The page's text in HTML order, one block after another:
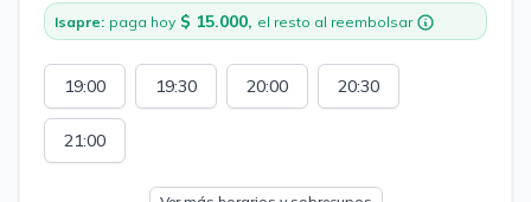
Isapre: paga hoy $ 15.000, el resto al reembolsar
19:00 19:30 20:00 20:30
21:00